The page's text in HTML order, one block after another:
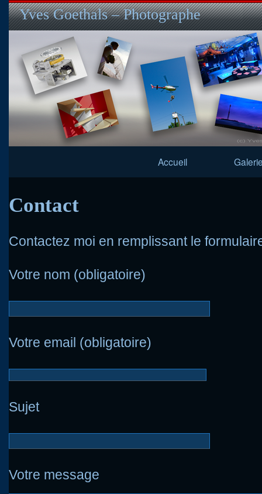
Yves Goethals – Photographe
Accueil
Contact
Contactez moi en remplissant le
Votre nom (obligatoire)
Votre email (obligatoire)
Sujet
Votre message